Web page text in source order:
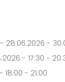
- 28.06.2026 -
- 17:30 -
18:00 - 21:00